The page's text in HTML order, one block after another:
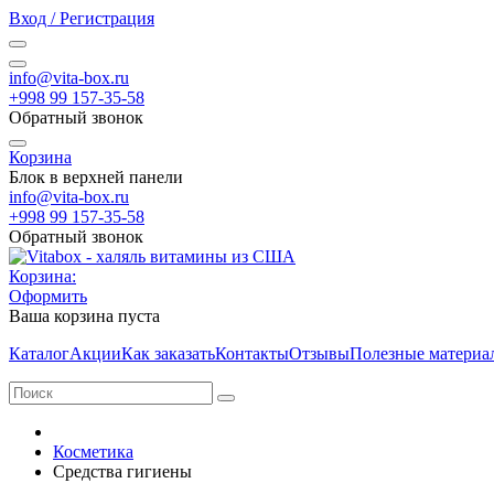
Вход / Регистрация
info@vita-box.ru
+998 99 157-35-58
Обратный звонок
Корзина
Блок в верхней панели
info@vita-box.ru
+998 99 157-35-58
Обратный звонок
Корзина:
Оформить
Ваша корзина пуста
КаталогАкцииКак заказатьКонтактыОтзывыПолезные
Косметика
Средства гигиены